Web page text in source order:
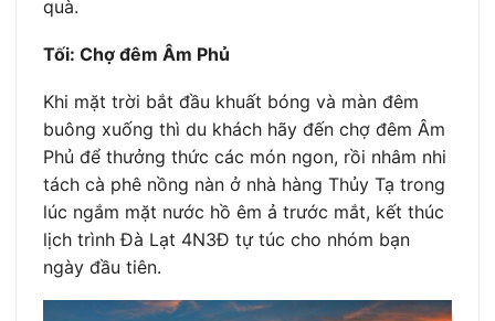
quà.
Tối: Chợ đêm Âm Phủ
Khi mặt trời bắt đầu khuất bóng và màn đêm
buông xuống thì du khách hãy đến chợ đêm Âm
Phủ để thưởng thức các món ngon, rồi nhâm nhi
tách cà phê nồng nàn ở nhà hàng Thủy Tạ trong
lúc ngắm mặt nước hồ êm ả trước mắt, kết thúc
lịch trình Đà Lạt 4N3Đ tự túc cho nhóm bạn
ngày đầu tiên.